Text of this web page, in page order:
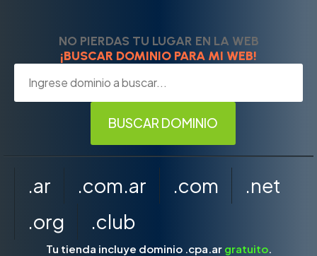
NO PIERDAS TU LUGAR EN LA WEB
¡BUSCAR DOMINIO PARA MI WEB!
.ar .com.ar .com
.net
.org
.club
Tu tienda incluye dominio .cpa.ar gratuito.